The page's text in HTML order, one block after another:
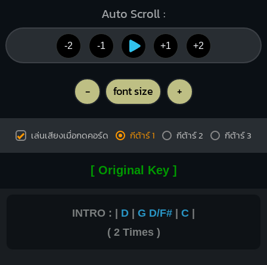
Auto Scroll :
-2 -1 +1 +2
- font size +
เล่นเสียงเมื่อกดคอร์ด กีต้าร์ 1 กีต้าร์ 2 กีต้าร์ 3
[ Original Key ]
INTRO : | D | G D/F# | C |
( 2 Times )